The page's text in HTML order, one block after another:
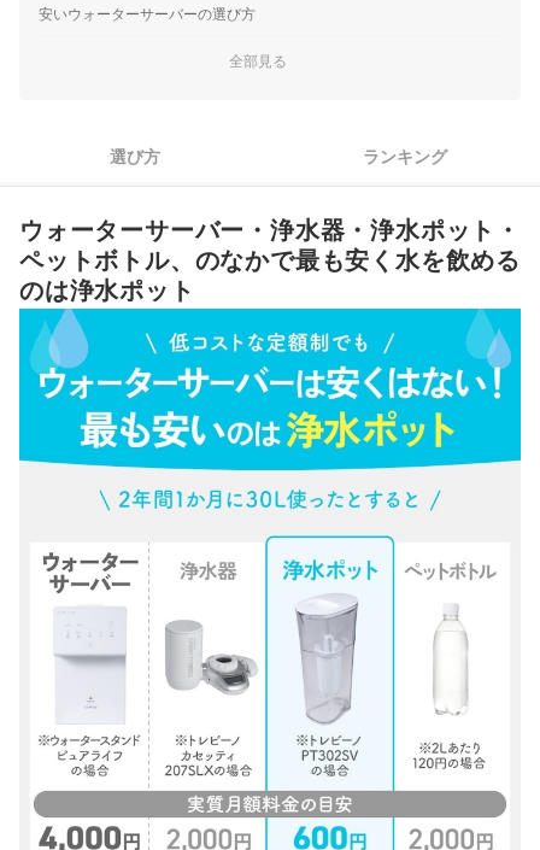
安いウォーターサーバーの選び方
とにかく安さ重視なら、浄水タイプを選ぼう！
置きたい場所や使用する人の身長に合わせて床置きか卓上か選
4 使用したいシーンにあわせた機能があるかも確認しよう
5
加熱殺菌機能がついているものや、定期的に本体交換か業者メ
ンテナンスしてもらえるとより安心
沖縄で使用できるウォーターサーバー全44選おすすめ人気ランキング
ウォーターサーバーのメリット・デメリットは？
ウォーターサーバー本体は、レンタル・購入どっちがお得？
ウォーターサーバーの電気代は月額いくら？
ウォーターサーバーの契約から解約の流れは？
全部見る
選び方 ランキング
ウォーターサーバー・浄水器・浄水ポット・
ペットボトル、のなかで最も安く水を飲める
のは浄水ポット